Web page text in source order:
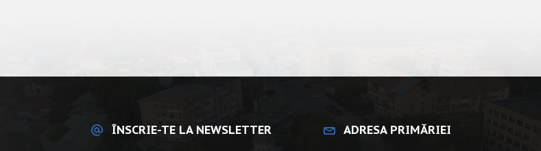
ÎNSCRIE-TE LA NEWSLETTER ADRESA PRIMĂRIEI